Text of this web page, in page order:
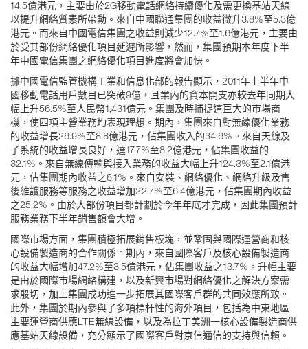
14.5億港元，主要由於2G移動電話網絡持續優化及需更換基站天線
以提升網絡質素所帶動。來自中國聯通集團的收益微升3.8%至5.3億
港元。而來自中國電信集團之收益則減少12.7%至1.6億港元，主要由
於受其部份網絡優化項目延遲所影響，然而，集團預期本年度下半
年中國電信集團之網絡優化項目進度將會加快。
據中國電信監管機構工業和信息化部的報告顯示，2011年上半年中
國移動電話用戶數目已突破9億，且業內的資本開支亦較去年同期大
幅上升56.5%至人民幣1,431億元。集團及時捕捉這巨大的市場商
機，使四項主營業務均表現理想。期內，集團來自對無線優化業務
的收益增長26.9%至8.8億港元，佔集團收入的34.6%。來自天線及
子系統的收益增長良好，達17.7%至8.2億港元，佔集團收益的
32.1%。來自無線傳輸與接入業務的收益大幅上升124.3%至2.1億港
元，佔集團期內收益之8.1%。來自安裝、網絡優化、網絡升級及售
後維護服務等服務之收益增加22.7%至6.4億港元，佔集團期內收益
之25.2%。由於大部份項目都計劃於今年年底才完成，因此集團預計
服務業務下半年銷售額會大增。
國際市場方面，集團積極拓展銷售板塊，並鞏固與國際運營商和核
心設備製造商的合作關係。期內，來自國際客戶及核心設備製造商
的收益大幅增加47.2%至3.5億港元，佔集團收益之13.7%。升幅主要
是由於國際市場網絡構建，以及新興市場對網絡優化之解決方案需
求殷切，加上集團成功進一步拓展其國際客戶群的共同效應所致。
此外，集團於期內參與了多項標杆性的海外項目，包括為中東地區
主要運營商供應LTE無線設備，以及為拉丁美洲一核心設備製造商供
應基站天線設備，充分顯示了國際客戶對京信通信的支持與信賴。